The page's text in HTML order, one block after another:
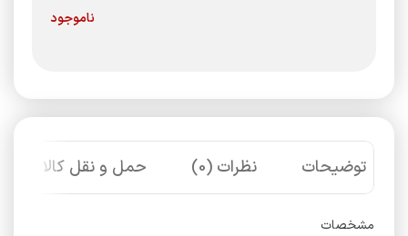
ناموجود
توضیحات نظرات (0) حمل و نقل کالا
مشخصات